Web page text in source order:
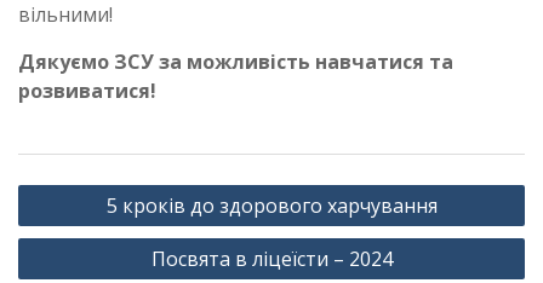
вільними!
Дякуємо ЗСУ за можливість навчатися та
розвиватися!
Навігація
записів
5 кроків до здорового харчування
Посвята в ліцеїсти – 2024